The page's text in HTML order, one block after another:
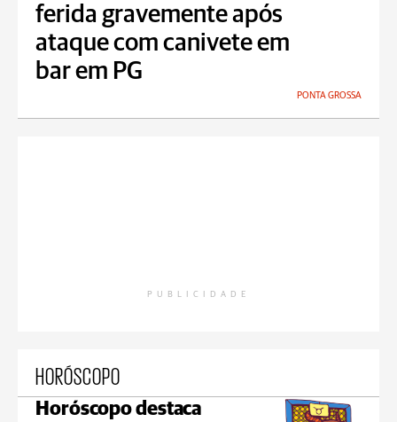
ferida gravemente após
ataque com canivete em
bar em PG
PONTA GROSSA
PUBLICIDADE
HORÓSCOPO
Horóscopo destaca